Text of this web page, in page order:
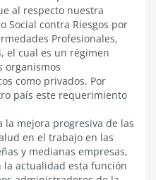
al respecto nuestra
Social contra Riesgos por
Profesionales,
el cual es un régimen
organismos
como privados. Por
país este requerimiento
la mejora progresiva de las
en el trabajo en las
y medianas empresas,
actualidad esta función